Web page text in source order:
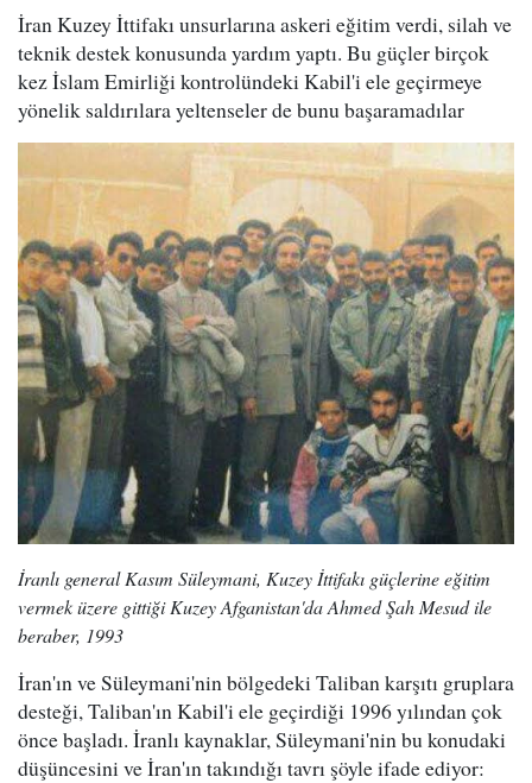
İran Kuzey İttifakı unsurlarına askeri eğitim verdi, silah ve
teknik destek konusunda yardım yaptı. Bu güçler birçok
kez İslam Emirliği kontrolündeki Kabil'i ele geçirmeye
yönelik saldırılara yeltenseler de bunu başaramadılar
İranlı general Kasım Süleymani, Kuzey İttifakı güçlerine eğitim
vermek üzere gittiği Kuzey Afganistan'da Ahmed Şah Mesud ile
beraber, 1993
İran'ın ve Süleymani'nin bölgedeki Taliban karşıtı gruplara
desteği, Taliban'ın Kabil'i ele geçirdiği 1996 yılından çok
önce başladı. İranlı kaynaklar, Süleymani'nin bu konudaki
düşüncesini ve İran'ın takındığı tavrı şöyle ifade ediyor: